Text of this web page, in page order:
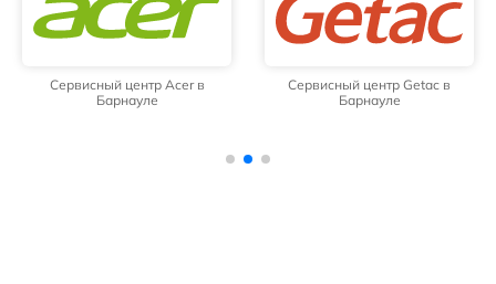
Сервисный центр Acer в
Барнауле
Сервисный центр Getac в
Барнауле